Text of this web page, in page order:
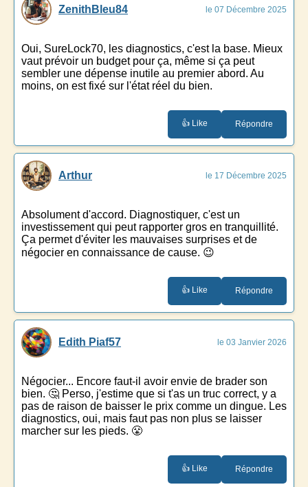
ZenithBleu84 le 07 Décembre 2025
Oui, SureLock70, les diagnostics, c'est la base. Mieux
vaut prévoir un budget pour ça, même si ça peut
sembler une dépense inutile au premier abord. Au
moins, on est fixé sur l'état réel du bien.
👍 Like Répondre
Arthur le 17 Décembre 2025
Absolument d'accord. Diagnostiquer, c'est un
investissement qui peut rapporter gros en tranquillité.
Ça permet d'éviter les mauvaises surprises et de
négocier en connaissance de cause. 😉
👍 Like Répondre
Edith Piaf57 le 03 Janvier 2026
Négocier... Encore faut-il avoir envie de brader son
bien. 🤔 Perso, j'estime que si t'as un truc correct, y a
pas de raison de baisser le prix comme un dingue. Les
diagnostics, oui, mais faut pas non plus se laisser
marcher sur les pieds. 😤
👍 Like Répondre